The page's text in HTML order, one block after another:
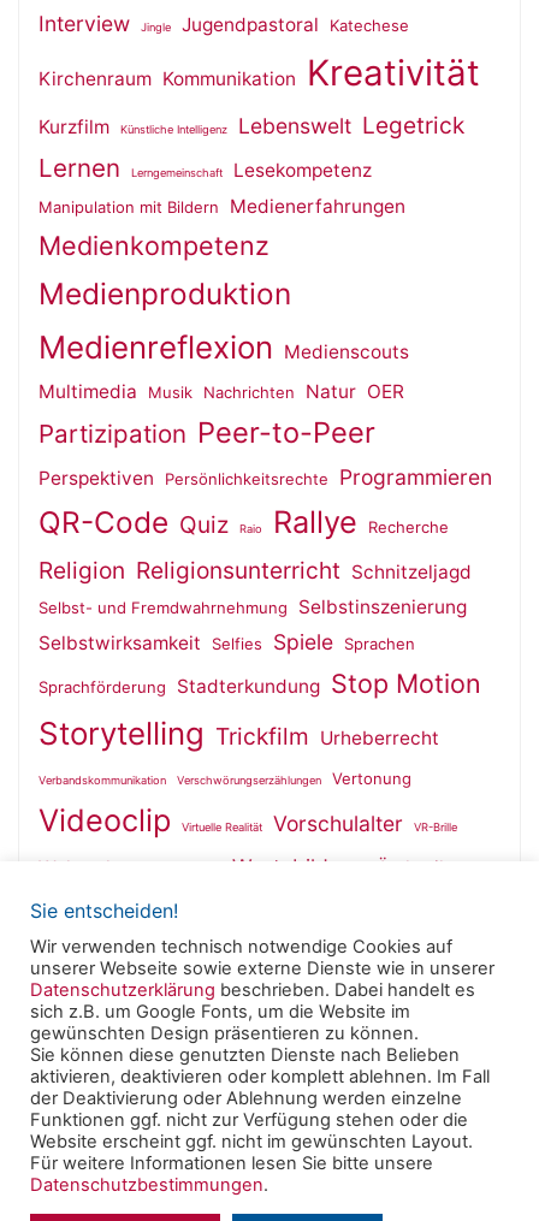
Interview Jingle Jugendpastoral Katechese
Kirchenraum Kommunikation Kreativität
Kurzfilm Künstliche Intelligenz Lebenswelt Legetrick
Lernen Lerngemeinschaft Lesekompetenz
Manipulation mit Bildern Medienerfahrungen
Medienkompetenz
Medienproduktion
Medienreflexion Medienscouts
Multimedia
Musik Nachrichten Natur OER
Partizipation Peer-to-Peer
Perspektiven Persönlichkeitsrechte Programmieren
QR-Code Quiz Raio Rallye Recherche
Religion Religionsunterricht Schnitzeljagd
Selbst- und Fremdwahrnehmung
Selbstinszenierung
Selbstwirksamkeit
Selfies Spiele Sprachen
Sprachförderung Stadterkundung Stop Motion
Storytelling Trickfilm Urheberrecht
Verbandskommunikation Verschwörungserzählungen Vertonung
Videoclip Virtuelle Realität Vorschulalter VR-Brille
Wahrnehmung Wertebildung Ästhetik
Powered byRoseta& WordPress
© 2025 Clearingstelle Medienkompetenz der Deutschen
Bischofskonferenz an der Katholischen Hochschule
Mainz -Impressum| Datenschutzerklärung
Sie entscheiden!
Wir verwenden technisch notwendige Cookies auf
unserer Webseite sowie externe Dienste wie in unserer
Datenschutzerklärung beschrieben. Dabei handelt es
sich z.B. um Google Fonts, um die Website im
gewünschten Design präsentieren zu können.
Sie können diese genutzten Dienste nach Belieben
aktivieren, deaktivieren oder komplett ablehnen. Im Fall
der Deaktivierung oder Ablehnung werden einzelne
Funktionen ggf. nicht zur Verfügung stehen oder die
Website erscheint ggf. nicht im gewünschten Layout.
Für weitere Informationen lesen Sie bitte unsere
Datenschutzbestimmungen.